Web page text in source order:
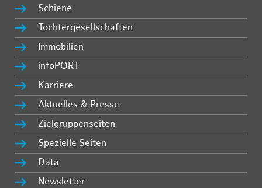
Schiene
Tochtergesellschaften
Immobilien
infoPORT
Karriere
Aktuelles & Presse
Zielgruppenseiten
Spezielle Seiten
Data
Newsletter